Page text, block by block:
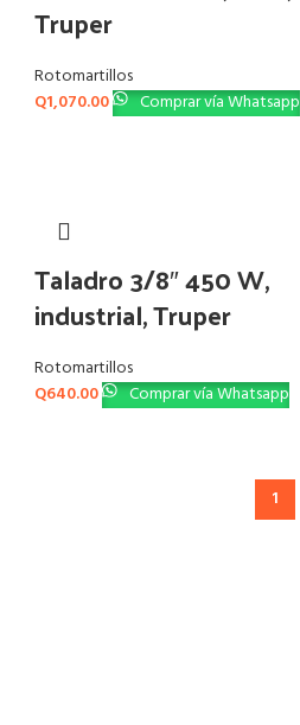
Truper
Rotomartillos
Q1,070.00 Comprar vía Whatsapp
Taladro 3/8″ 450 W,
industrial, Truper
Rotomartillos
Q640.00 Comprar vía Whatsapp
1